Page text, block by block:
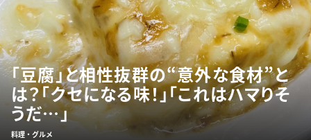
「豆腐」と相性抜群の“意外な食材”と
は？「クセになる味！」「これはハマりそ
うだ…」
料理・グルメ